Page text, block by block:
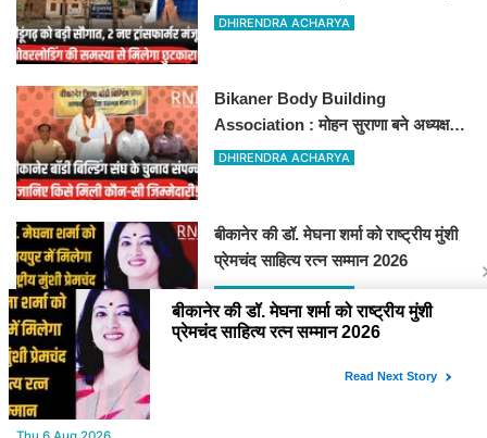
विधायक ताराचंद सारस्वत के सतत प्रयास
DHIRENDRA ACHARYA
Bikaner Body Building
Association : मोहन सुराणा बने अध्यक्ष;
अरुण व्यास सचिव निर्विरोध निर्वाचित
DHIRENDRA ACHARYA
बीकानेर की डॉ. मेघना शर्मा को राष्ट्रीय मुंशी
प्रेमचंद साहित्य रत्न सम्मान 2026
DHIRENDRA ACHARYA